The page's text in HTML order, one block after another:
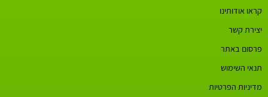
קראו אודותינו
יצירת קשר
פרסום באתר
תנאי השימוש
מדיניות הפרטיות